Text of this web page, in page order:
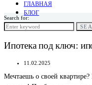
ГЛАВНАЯ
БЛОГ
Search for:
Ипотека под ключ:
11.02.2025
Мечтаешь о своей